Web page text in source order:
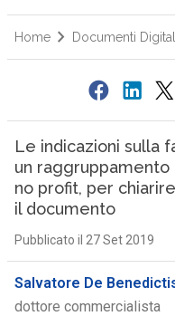
Home Documenti
Le indicazioni sulla
un raggruppamento
no profit, per
il documento
Pubblicato il 27 Set 2019
Salvatore De
dottore commercialista